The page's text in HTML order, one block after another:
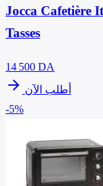
Jocca Cafetière
Tasses
14 500 DA
arrow_forward أطلب الآن
-5%